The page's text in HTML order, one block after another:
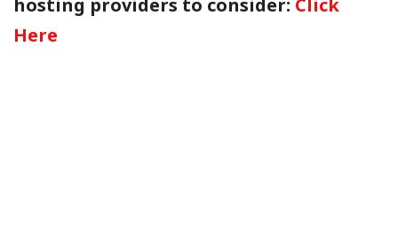
hosting providers to consider: Click
Here